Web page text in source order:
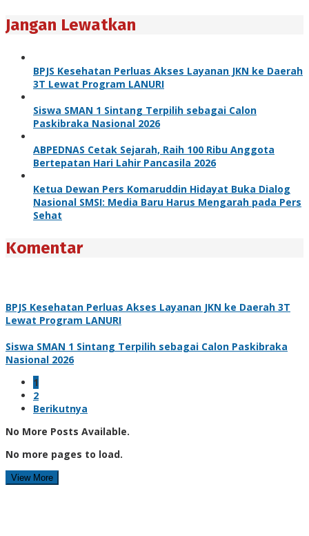
Jangan Lewatkan
BPJS Kesehatan Perluas Akses Layanan JKN ke Daerah
3T Lewat Program LANURI
Siswa SMAN 1 Sintang Terpilih sebagai Calon
Paskibraka Nasional 2026
ABPEDNAS Cetak Sejarah, Raih 100 Ribu Anggota
Bertepatan Hari Lahir Pancasila 2026
Ketua Dewan Pers Komaruddin Hidayat Buka Dialog
Nasional SMSI: Media Baru Harus Mengarah pada Pers
Sehat
Komentar
BPJS Kesehatan Perluas Akses Layanan JKN ke Daerah 3T
Lewat Program LANURI
Siswa SMAN 1 Sintang Terpilih sebagai Calon Paskibraka
Nasional 2026
1
2
Berikutnya
No More Posts Available.
No more pages to load.
View More